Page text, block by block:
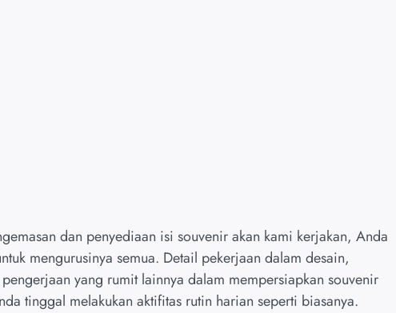
dan penyediaan isi souvenir akan kami kerjakan, Anda
mengurusinya semua. Detail pekerjaan dalam desain,
yang rumit lainnya dalam mempersiapkan souvenir
tinggal melakukan aktifitas rutin harian seperti biasanya.